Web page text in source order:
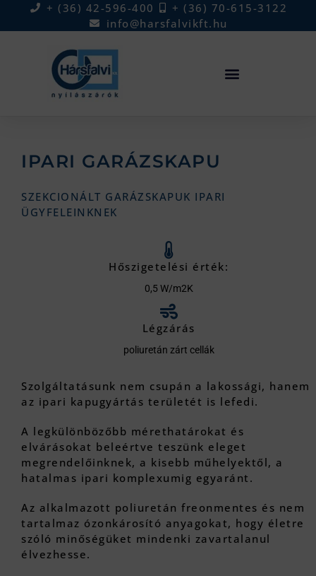
+ (36) 42-596-400
+ (36) 70-615-3122
info@harsfalvikft.hu
IPARI GARÁZSKAPU
SZEKCIONÁLT GARÁZSKAPUK IPARI
ÜGYFELEINKNEK
Hőszigetelési érték:
0,5 W/m2K
Légzárás
poliuretán zárt cellák
Szolgáltatásunk nem csupán a lakossági, hanem
az ipari kapugyártás területét is lefedi.
A legkülönbözőbb mérethatárokat és
elvárásokat beleértve teszünk eleget
megrendelőinknek, a kisebb műhelyektől, a
hatalmas ipari komplexumig egyaránt.
Az alkalmazott poliuretán freonmentes és nem
tartalmaz ózonkárosító anyagokat, hogy életre
szóló minőségüket mindenki zavartalanul
élvezhesse.